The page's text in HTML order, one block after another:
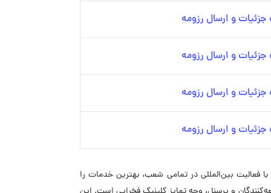
و ارسال رزومه
و ارسال رزومه
و ارسال رزومه
و ارسال رزومه
می‌شود. این کلینیک با فعالیت بین‌المللی در تمامی شعب، بهترین خدمات را